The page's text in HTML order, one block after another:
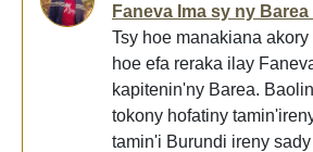
Faneva Ima sy ny
Tsy hoe manakiana
hoe efa reraka ilay
kapitenin'ny Barea.
tokony hofatiny
tamin'i Burundi ireny